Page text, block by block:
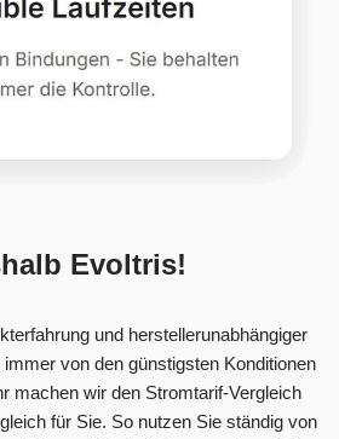
Evoltris!
und herstellerunabhängiger
von den günstigsten Konditionen
machen wir den Stromtarif-Vergleich
für Sie. So nutzen Sie ständig von